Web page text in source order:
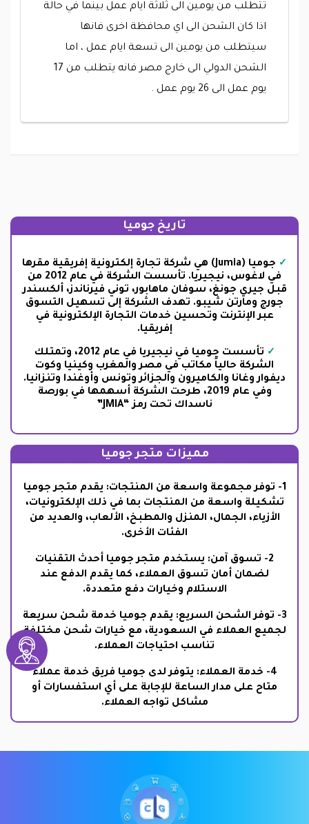
تتطلب من يومين الى ثلاثة ايام عمل بينما في حالة
اذا كان الشحن الى اي محافظة اخرى فانها
سيتطلب من يومين الى تسعة ايام عمل ، اما
الشحن الدولي الى خارج مصر فانه يتطلب من 17
يوم عمل الى 26 يوم عمل .
تاريخ جوميا
جوميا (Jumia) هي شركة تجارة إلكترونية إفريقية مقرها
في لاغوس، نيجيريا. تأسست الشركة في عام 2012 من
قبل جيري جونغ، سوفان ماهابور، توني فيرناندز، ألكسندر
جورج ومارتن شيبو. تهدف الشركة إلى تسهيل التسوق
عبر الإنترنت وتحسين خدمات التجارة الإلكترونية في
إفريقيا.
تأسست جوميا في نيجيريا في عام 2012، وتمتلك
الشركة حالياً مكاتب في مصر والمغرب وكينيا وكوت
ديفوار وغانا والكاميرون والجزائر وتونس وأوغندا وتنزانيا.
وفي عام 2019، طرحت الشركة أسهمها في بورصة
ناسداك تحت رمز “JMIA”
مميزات متجر جوميا
1- توفر مجموعة واسعة من المنتجات: يقدم متجر جوميا
تشكيلة واسعة من المنتجات بما في ذلك الإلكترونيات،
الأزياء، الجمال، المنزل والمطبخ، الألعاب، والعديد من
الفئات الأخرى.
2- تسوق آمن: يستخدم متجر جوميا أحدث التقنيات
لضمان أمان تسوق العملاء، كما يقدم الدفع عند
الاستلام وخيارات دفع متعددة.
3- توفر الشحن السريع: يقدم جوميا خدمة شحن سريعة
لجميع العملاء في السعودية، مع خيارات شحن مختلفة
تناسب احتياجات العملاء.
4- خدمة العملاء: يتوفر لدى جوميا فريق خدمة عملاء
متاح على مدار الساعة للإجابة على أي استفسارات أو
مشاكل تواجه العملاء.